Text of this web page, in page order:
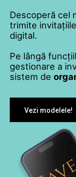
Descoperă cel
trimite
digital.
Pe lângă
gestionare a
sistem de
Vezi modelele!